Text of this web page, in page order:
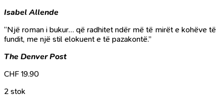
Isabel Allende
“Një roman i bukur… që radhitet ndër më të mirët e kohëve të
fundit, me një stil elokuent e të pazakontë.”
The Denver Post
CHF 19.90
2 stok